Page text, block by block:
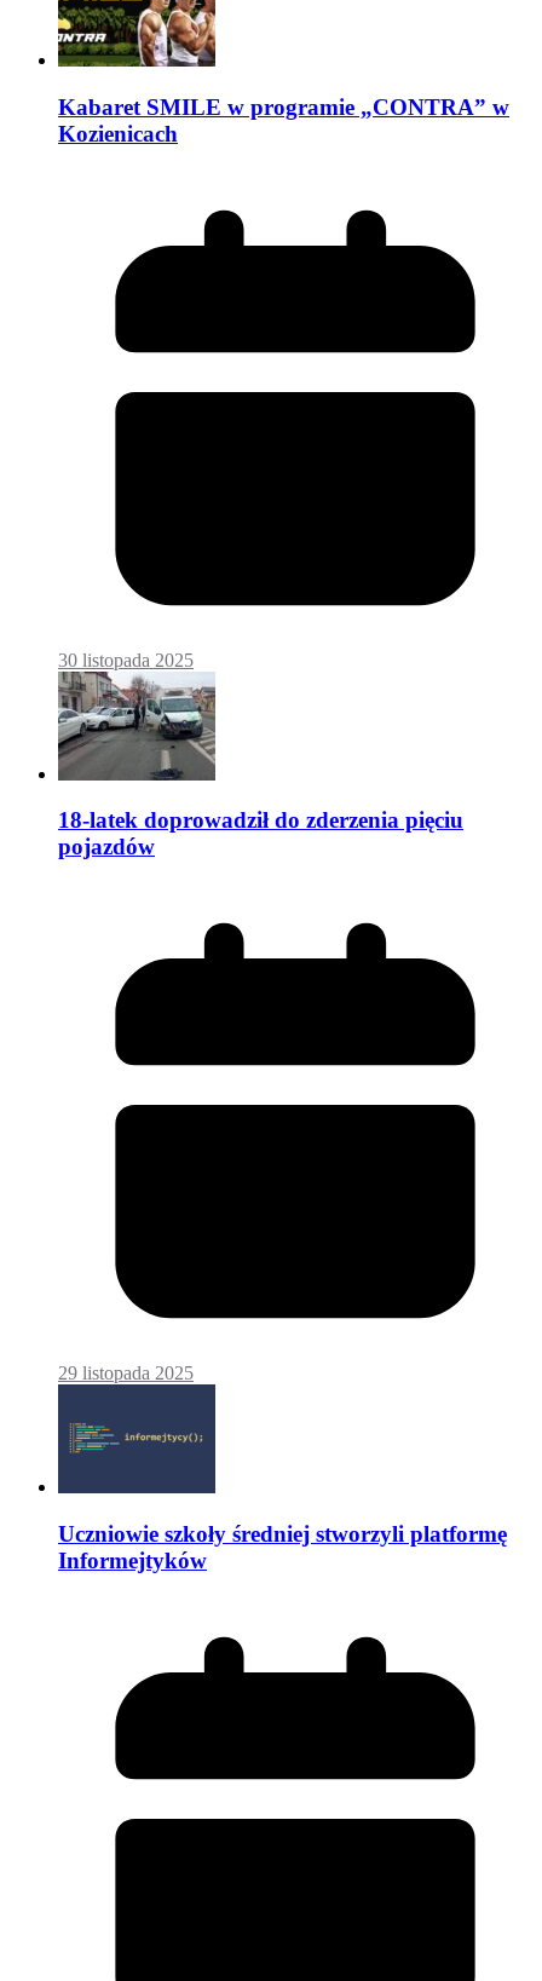
Kabaret SMILE w programie „CONTRA” w
Kozienicach
30 listopada 2025
18-latek doprowadził do zderzenia pięciu
pojazdów
29 listopada 2025
Uczniowie szkoły średniej stworzyli platformę
Informejtyków